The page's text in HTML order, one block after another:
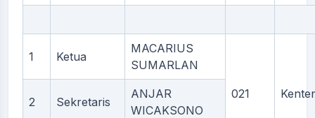
1 Ketua
MACARIUS
SUMARLAN
021
2 Sekretaris
ANJAR
WICAKSONO